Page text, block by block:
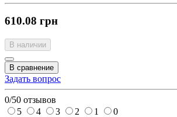
610.08 грн
В наличии
В сравнение
Задать вопрос
0/50 отзывов
5
4 3 2 1 0